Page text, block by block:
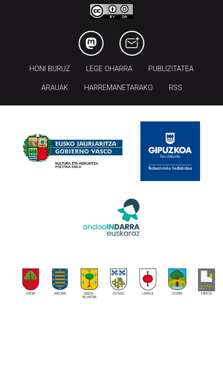
HONI BURUZ LEGE OHARRA PUBLIZITATEA
ARAUAK HARREMANETARAKO RSS